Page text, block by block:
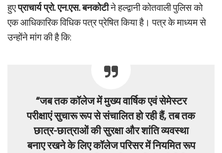
हुएप्राचार्य प्रो. एन.एस. बनकोटीने हल्द्वानी कोतवाली पुलिस को
एक आधिकारिक विधिक पत्र प्रेषित किया है। पत्र के माध्यम से
उन्होंने मांग की है कि:
“जब तक कॉलेज में मुख्य वार्षिक एवं सेमेस्टर
परीक्षाएं सुचारू रूप से संचालित हो रही हैं, तब तक
छात्र-छात्राओं की सुरक्षा और शांति व्यवस्था
बनाए रखने के लिए कॉलेज परिसर में नियमित रूप